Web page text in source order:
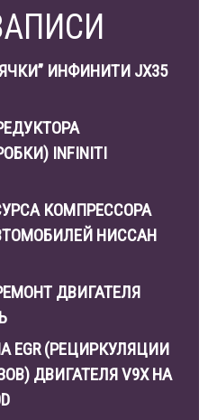
ИНФИНИТИ JX35
INFINITI
КОМПРЕССОРА
НИССАН
ДВИГАТЕЛЯ
EGR (РЕЦИРКУЛЯЦИИ
ДВИГАТЕЛЯ V9X НА